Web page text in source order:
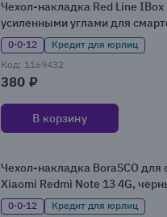
Чехол-накладка Red Line IBox
усиленными углами для
Samsung Galaxy M33,
0·0·12
Кредит для юрлиц
Код: 1169432
380 ₽
В корзину
Чехол-накладка BoraSCO
Xiaomi Redmi Note 13 4G,
0·0·12
Кредит для юрлиц